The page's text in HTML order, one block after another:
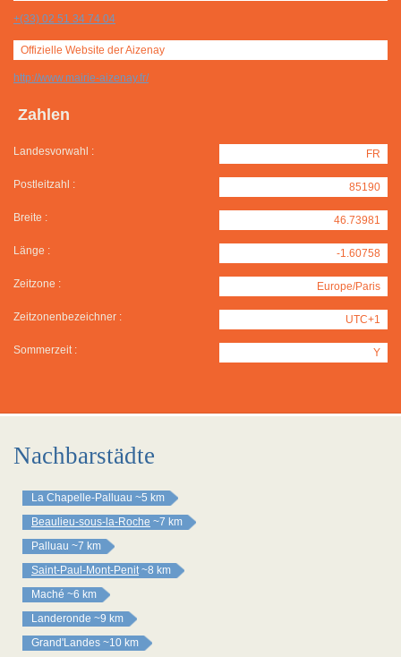
+(33) 02 51 34 74 04
Offizielle Website der Aizenay
http://www.mairie-aizenay.fr/
Zahlen
Landesvorwahl : FR
Postleitzahl : 85190
Breite : 46.73981
Länge : -1.60758
Zeitzone : Europe/Paris
Zeitzonenbezeichner : UTC+1
Sommerzeit : Y
Nachbarstädte
La Chapelle-Palluau ~5 km
Beaulieu-sous-la-Roche ~7 km
Palluau ~7 km
Saint-Paul-Mont-Penit ~8 km
Maché ~6 km
Landeronde ~9 km
Grand'Landes ~10 km